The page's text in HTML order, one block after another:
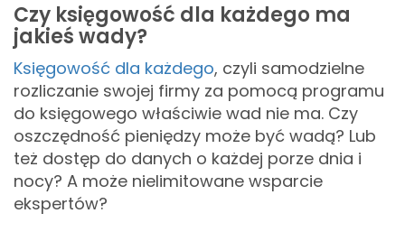
Czy księgowość dla każdego ma
jakieś wady?
Księgowość dla każdego, czyli samodzielne
rozliczanie swojej firmy za pomocą programu
do księgowego właściwie wad nie ma. Czy
oszczędność pieniędzy może być wadą? Lub
też dostęp do danych o każdej porze dnia i
nocy? A może nielimitowane wsparcie
ekspertów?